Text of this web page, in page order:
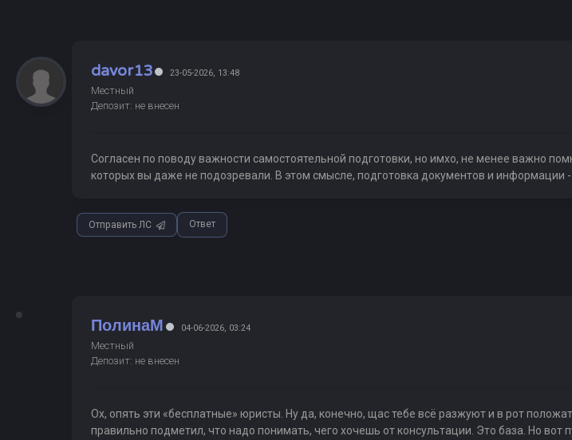
davor13 23-05-2026, 13:48
Местный
Депозит: не внесен
Согласен по поводу важности самостоятельной подготовки, но имхо, не менее важно
которых вы даже не подозревали. В этом смысле, подготовка документов и информации
Отправить ЛС Ответ
ПолинаМ 04-06-2026, 03:24
Местный
Депозит: не внесен
Ох, опять эти «бесплатные» юристы. Ну да, конечно, щас тебе всё разжуют и в рот
правильно подметил, что надо понимать, чего хочешь от консультации. Это база. Но